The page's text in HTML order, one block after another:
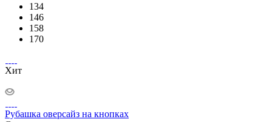
134
146
158
170
Хит
Рубашка оверсайз на кнопках